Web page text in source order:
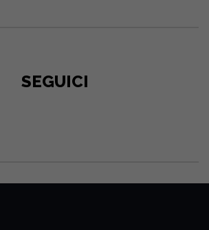
SEGUICI